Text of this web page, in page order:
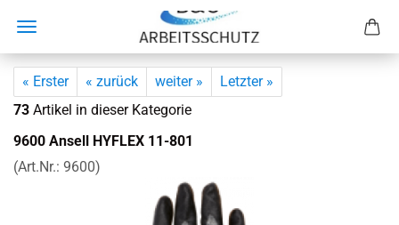
« Erster « zurück weiter »
Letzter »
73 Artikel in dieser Kategorie
9600 An­sell HY­FLEX 11-​801
(Art.Nr.: 9600)